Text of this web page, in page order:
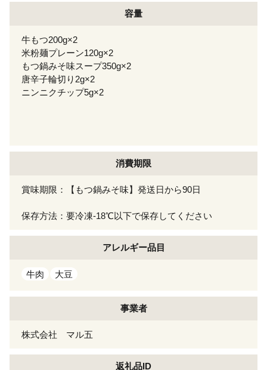
容量
牛もつ200g×2
米粉麺プレーン120g×2
もつ鍋みそ味スープ350g×2
唐辛子輪切り2g×2
ニンニクチップ5g×2
消費期限
賞味期限：【もつ鍋みそ味】発送日から90日
保存方法：要冷凍-18℃以下で保存してください
アレルギー品目
牛肉 大豆
事業者
株式会社 マル五
返礼品ID